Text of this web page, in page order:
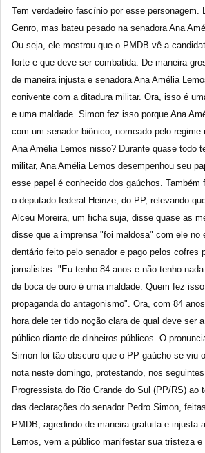
Tem verdadeiro fascínio por esse personagem.
Genro, mas bateu pesado na senadora Ana
Ou seja, ele mostrou que o PMDB vê a
forte e que deve ser combatida. De maneira
de maneira injusta e senadora Ana Amélia
conivente com a ditadura militar. Ora, isso é
e uma maldade. Simon fez isso porque Ana
com um senador biônico, nomeado pelo regime
Ana Amélia Lemos nisso? Durante quase todo
militar, Ana Amélia Lemos desempenhou seu
esse papel é conhecido dos gaúchos. Também
o deputado federal Heinze, do PP, relevando
Alceu Moreira, um ficha suja, disse quase as
disse que a imprensa "foi maldosa" com ele no
dentário feito pelo senador e pago pelos cofres
jornalistas: "Eu tenho 84 anos e não tenho
de boca de ouro é uma maldade. Quem fez
propaganda do antagonismo". Ora, com 84
hora dele ter tido noção clara de qual deve ser
público diante de dinheiros públicos. O
Simon foi tão obscuro que o PP gaúcho se viu
nota neste domingo, protestando, nos
Progressista do Rio Grande do Sul (PP/RS) ao
das declarações do senador Pedro Simon,
PMDB, agredindo de maneira gratuita e injusta
Lemos, vem a público manifestar sua tristeza